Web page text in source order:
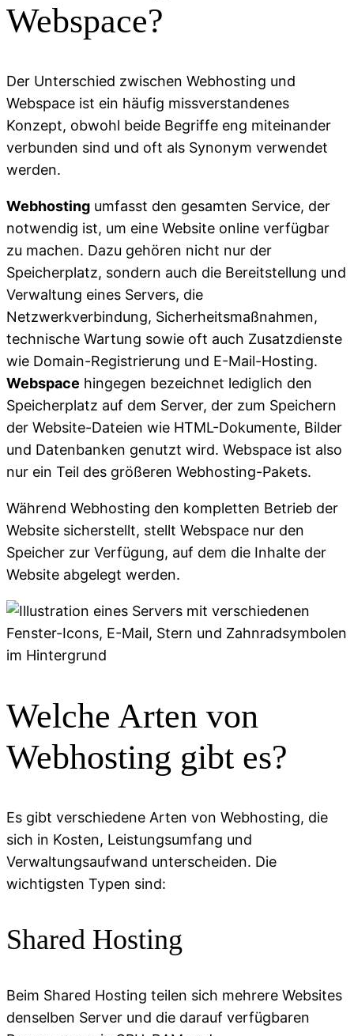
Webspace?
Der Unterschied zwischen Webhosting und
Webspace ist ein häufig missverstandenes
Konzept, obwohl beide Begriffe eng miteinander
verbunden sind und oft als Synonym verwendet
werden.
Webhosting umfasst den gesamten Service, der
notwendig ist, um eine Website online verfügbar
zu machen. Dazu gehören nicht nur der
Speicherplatz, sondern auch die Bereitstellung und
Verwaltung eines Servers, die
Netzwerkverbindung, Sicherheitsmaßnahmen,
technische Wartung sowie oft auch Zusatzdienste
wie Domain-Registrierung und E-Mail-Hosting.
Webspace hingegen bezeichnet lediglich den
Speicherplatz auf dem Server, der zum Speichern
der Website-Dateien wie HTML-Dokumente, Bilder
und Datenbanken genutzt wird. Webspace ist also
nur ein Teil des größeren Webhosting-Pakets.
Während Webhosting den kompletten Betrieb der
Website sicherstellt, stellt Webspace nur den
Speicher zur Verfügung, auf dem die Inhalte der
Website abgelegt werden.
Welche Arten von
Webhosting gibt es?
Es gibt verschiedene Arten von Webhosting, die
sich in Kosten, Leistungsumfang und
Verwaltungsaufwand unterscheiden. Die
wichtigsten Typen sind:
Shared Hosting
Beim Shared Hosting teilen sich mehrere Websites
denselben Server und die darauf verfügbaren